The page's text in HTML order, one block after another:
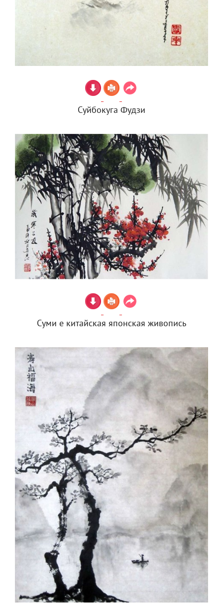
Суйбокуга Фудзи
Суми е китайская японская живопись